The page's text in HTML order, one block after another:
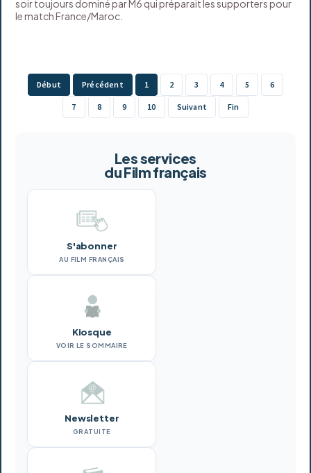
soir toujours dominé par M6 qui préparait les supporters pour
le match France/Maroc.
Début Précédent 1 2 3 4 5 6
7 8 9 10 Suivant Fin
Les services
du Film français
S'abonner
AU FILM FRANÇAIS
Kiosque
VOIR LE SOMMAIRE
Newsletter
GRATUITE